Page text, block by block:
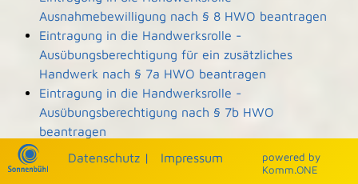
Ausnahmebewilligung nach § 8 HWO beantragen
Eintragung in die Handwerksrolle -
Ausübungsberechtigung für ein zusätzliches
Handwerk nach § 7a HWO beantragen
Eintragung in die Handwerksrolle -
Ausübungsberechtigung nach § 7b HWO
beantragen
Eintragung und Einsicht in die Denkmalliste
beantragen
powered by
Komm.ONE
Datenschutz | Impressum